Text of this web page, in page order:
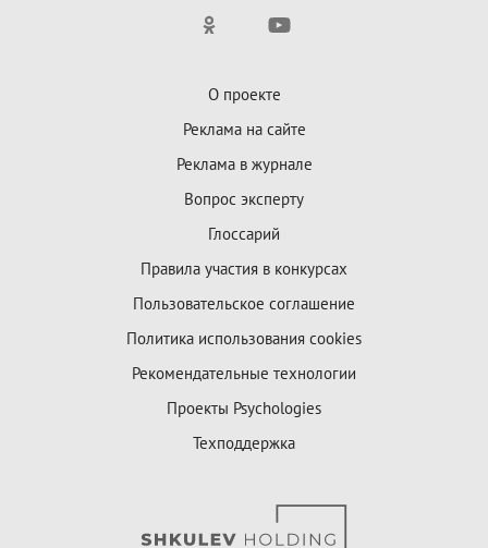
О проекте
Реклама на сайте
Реклама в журнале
Вопрос эксперту
Глоссарий
Правила участия в конкурсах
Пользовательское соглашение
Политика использования cookies
Рекомендательные технологии
Проекты Psychologies
Техподдержка